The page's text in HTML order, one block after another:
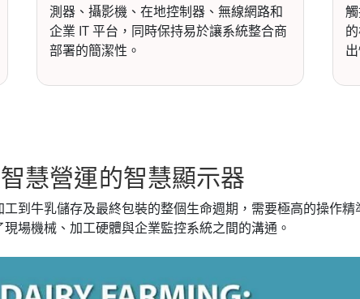
測器、攝影機、在地控制器、無線網路和
企業 IT 平台，同時保持易於讓系統整合商
部署的簡潔性。
慧營運的智慧顯示器
到牛乳儲存及最終包裝的整個生命週期，需要極高的操作
場機械、加工硬體與企業監控系統之間的溝通。